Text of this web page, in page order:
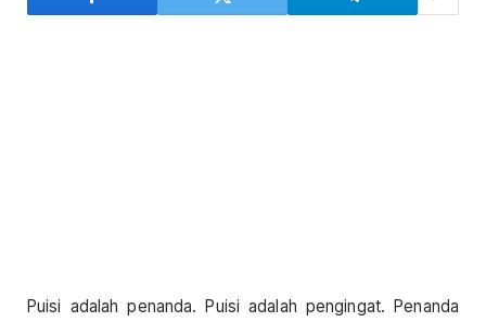
Puisi adalah penanda. Puisi adalah pengingat. Penanda